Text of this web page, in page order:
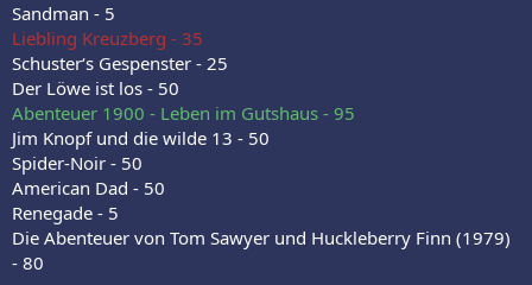
Sandman - 5
Liebling Kreuzberg - 35
Schuster‘s Gespenster - 25
Der Löwe ist los - 50
Abenteuer 1900 - Leben im Gutshaus - 95
Jim Knopf und die wilde 13 - 50
Spider-Noir - 50
American Dad - 50
Renegade - 5
Die Abenteuer von Tom Sawyer und Huckleberry Finn (1979)
- 80